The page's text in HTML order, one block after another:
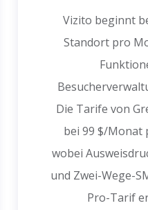
Vizito beginnt
Standort pro
Die Tarife von
bei 99 $/Monat
wobei
und Zwei-Wege-
Pro-Tarif